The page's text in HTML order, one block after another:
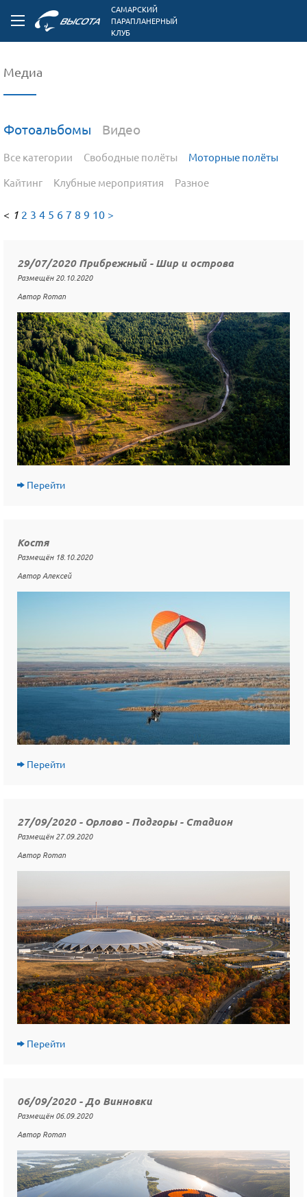
САМАРСКИЙ
ПАРАПЛАНЕРНЫЙ
КЛУБ
Медиа
Фотоальбомы Видео
Все категории Свободные полёты
Моторные полёты
Кайтинг
Клубные мероприятия Разное
< 1 2 3 4 5 6 7 8 9 10 >
29/07/2020 Прибрежный - Шир и острова
Размещён 20.10.2020
Автор Roman
Перейти
Костя
Размещён 18.10.2020
Автор Алексей
Перейти
27/09/2020 - Орлово - Подгоры - Стадион
Размещён 27.09.2020
Автор Roman
Перейти
06/09/2020 - До Винновки
Размещён 06.09.2020
Автор Roman